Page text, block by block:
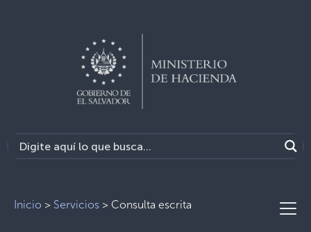
Inicio > Servicios > Consulta escrita